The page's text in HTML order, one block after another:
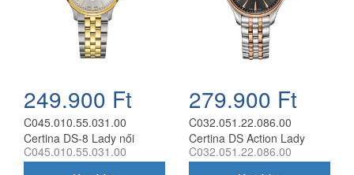
249.900 Ft
C045.010.55.031.00
Certina DS-8 Lady női
analóg karóra
C045.010.55.031.00
279.900 Ft
C032.051.22.086.00
Certina DS Action Lady
Diamonds női analóg karóra
C032.051.22.086.00